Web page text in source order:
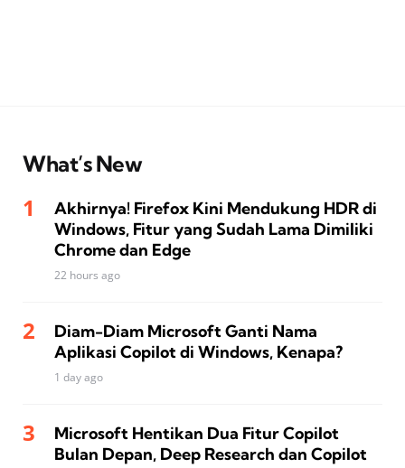
What’s New
Akhirnya! Firefox Kini Mendukung HDR di
Windows, Fitur yang Sudah Lama Dimiliki
Chrome dan Edge
22 hours ago
Diam-Diam Microsoft Ganti Nama
Aplikasi Copilot di Windows, Kenapa?
1 day ago
Microsoft Hentikan Dua Fitur Copilot
Bulan Depan, Deep Research dan Copilot